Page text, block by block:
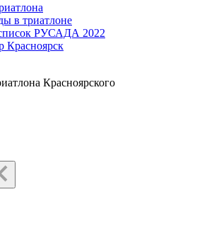
в триатлоне
РУСАДА 2022
Красноярск
Красноярского